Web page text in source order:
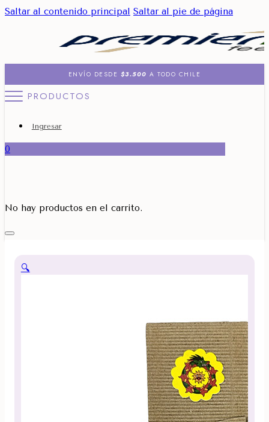
Saltar al contenido principal Saltar al pie de página
ENVÍO DESDE $3.500 A TODO CHILE
PRODUCTOS
Ingresar
0
No hay productos en el carrito.
🔍